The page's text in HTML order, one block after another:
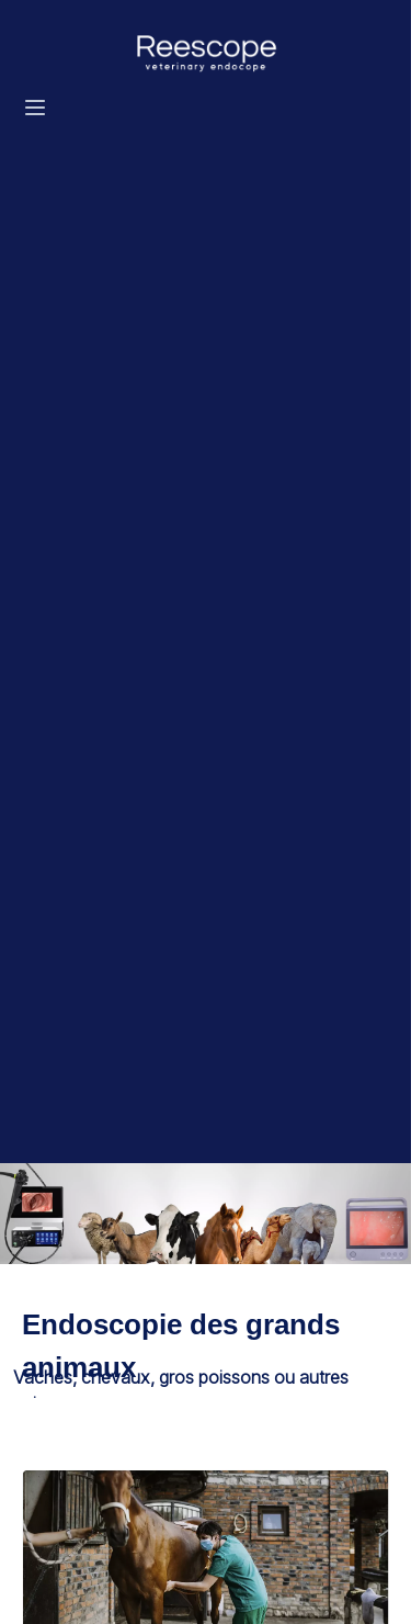
Endoscopie des grands
animaux
Vaches, chevaux, gros poissons ou autres
animaux sauvages.